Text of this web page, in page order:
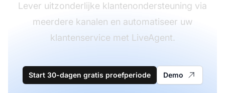
Lever uitzonderlijke klantenondersteuning via
meerdere kanalen en automatiseer uw
klantenservice met LiveAgent.
Start 30-dagen gratis proefperiode Demo